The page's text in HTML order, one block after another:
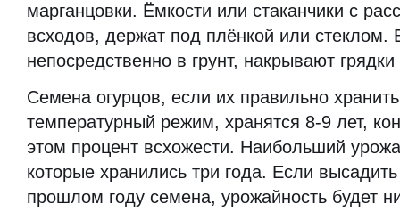
марганцовки. Ёмкости или стаканчики с
всходов, держат под плёнкой или стеклом.
непосредственно в грунт, накрывают
Семена огурцов, если их правильно
температурный режим, хранятся 8-9 лет,
этом процент всхожести. Наибольший
которые хранились три года. Если
прошлом году семена, урожайность будет